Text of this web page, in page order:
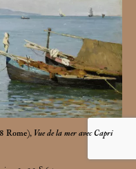
Rome), Vue de la mer avec Capri